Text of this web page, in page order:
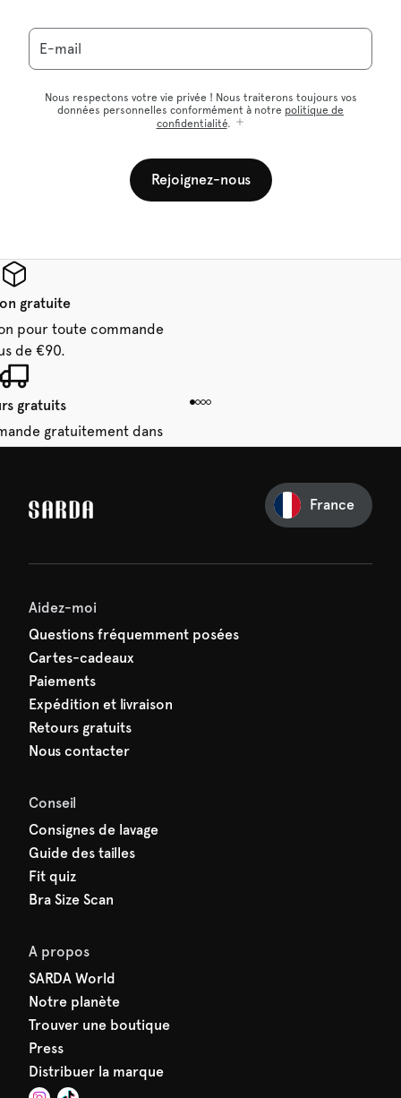
E-mail
Nous respectons votre vie privée ! Nous traiterons toujours vos
données personnelles conformément à notre politique de
confidentialité.
Rejoignez-nous
gratuite
pour toute commande
de €90.
gratuits
gratuitement dans
jours.
commande
France
Aidez-moi
Questions fréquemment posées
Cartes-cadeaux
Paiements
Expédition et livraison
Retours gratuits
Nous contacter
Conseil
Consignes de lavage
Guide des tailles
Fit quiz
Bra Size Scan
A propos
SARDA World
Notre planète
Trouver une boutique
Press
Distribuer la marque